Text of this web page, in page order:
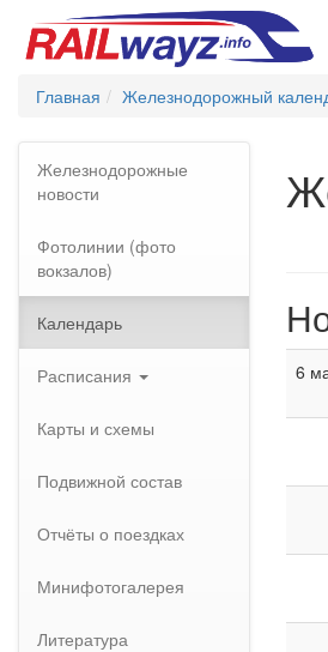
Главная Железнодорожный
Железнодорожные
новости
Фотолинии (фото
вокзалов)
Календарь
Расписания
Карты и схемы
Подвижной состав
Отчёты о поездках
Минифотогалерея
Литература
6